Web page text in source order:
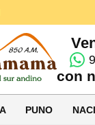
con
PUNO